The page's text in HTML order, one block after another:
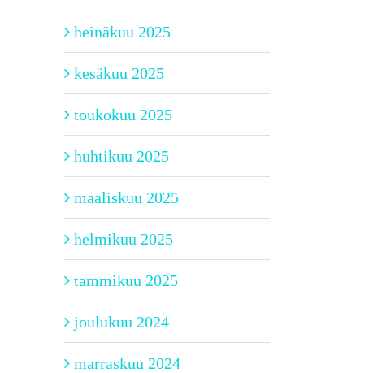
heinäkuu 2025
kesäkuu 2025
toukokuu 2025
huhtikuu 2025
maaliskuu 2025
helmikuu 2025
tammikuu 2025
joulukuu 2024
marraskuu 2024